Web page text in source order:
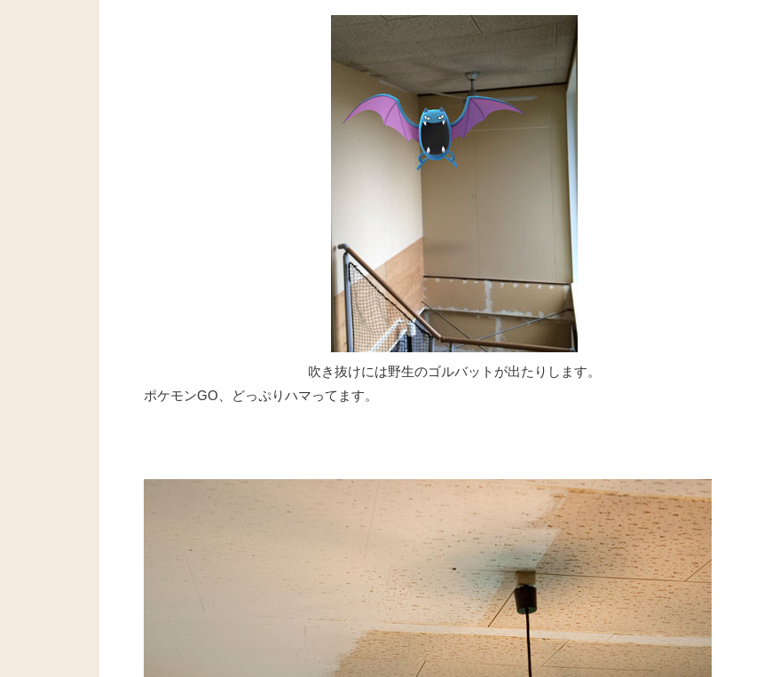
吹き抜けには野生のゴルバットが出たりします。
ポケモンGO、どっぷりハマってます。